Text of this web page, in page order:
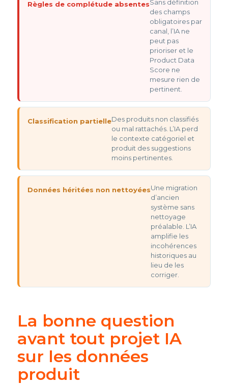
Règles de complétude absentesSans définition
des champs
obligatoires par
canal, l’IA ne
peut pas
prioriser et le
Product Data
Score ne
mesure rien de
pertinent.
Classification partielleDes produits non classifiés
ou mal rattachés. L’IA perd
le contexte catégoriel et
produit des suggestions
moins pertinentes.
Données héritées non nettoyéesUne migration
d’ancien
système sans
nettoyage
préalable. L’IA
amplifie les
incohérences
historiques au
lieu de les
corriger.
La bonne question
avant tout projet IA
sur les données
produit